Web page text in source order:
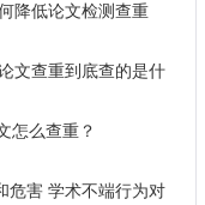
降低论文检测查重
文查重到底查的是什
怎么查重？
危害 学术不端行为对